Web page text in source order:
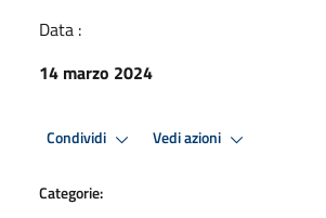
Data :
14 marzo 2024
Condividi Vedi azioni
Categorie: